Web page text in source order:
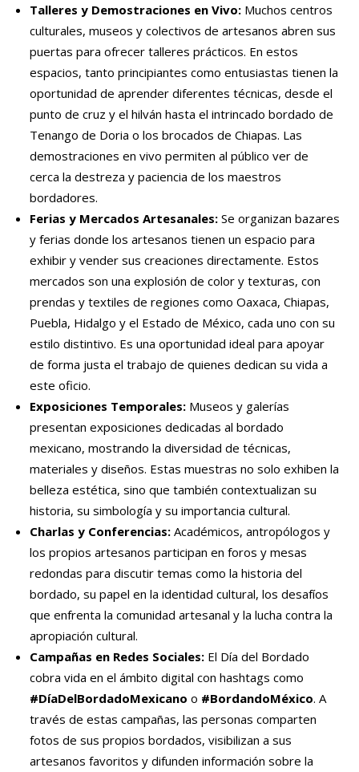
Talleres y Demostraciones en Vivo: Muchos centros
culturales, museos y colectivos de artesanos abren sus
puertas para ofrecer talleres prácticos. En estos
espacios, tanto principiantes como entusiastas tienen la
oportunidad de aprender diferentes técnicas, desde el
punto de cruz y el hilván hasta el intrincado bordado de
Tenango de Doria o los brocados de Chiapas. Las
demostraciones en vivo permiten al público ver de
cerca la destreza y paciencia de los maestros
bordadores.
Ferias y Mercados Artesanales: Se organizan bazares
y ferias donde los artesanos tienen un espacio para
exhibir y vender sus creaciones directamente. Estos
mercados son una explosión de color y texturas, con
prendas y textiles de regiones como Oaxaca, Chiapas,
Puebla, Hidalgo y el Estado de México, cada uno con su
estilo distintivo. Es una oportunidad ideal para apoyar
de forma justa el trabajo de quienes dedican su vida a
este oficio.
Exposiciones Temporales: Museos y galerías
presentan exposiciones dedicadas al bordado
mexicano, mostrando la diversidad de técnicas,
materiales y diseños. Estas muestras no solo exhiben la
belleza estética, sino que también contextualizan su
historia, su simbología y su importancia cultural.
Charlas y Conferencias: Académicos, antropólogos y
los propios artesanos participan en foros y mesas
redondas para discutir temas como la historia del
bordado, su papel en la identidad cultural, los desafíos
que enfrenta la comunidad artesanal y la lucha contra la
apropiación cultural.
Campañas en Redes Sociales: El Día del Bordado
cobra vida en el ámbito digital con hashtags como
#DíaDelBordadoMexicano o #BordandoMéxico. A
través de estas campañas, las personas comparten
fotos de sus propios bordados, visibilizan a sus
artesanos favoritos y difunden información sobre la